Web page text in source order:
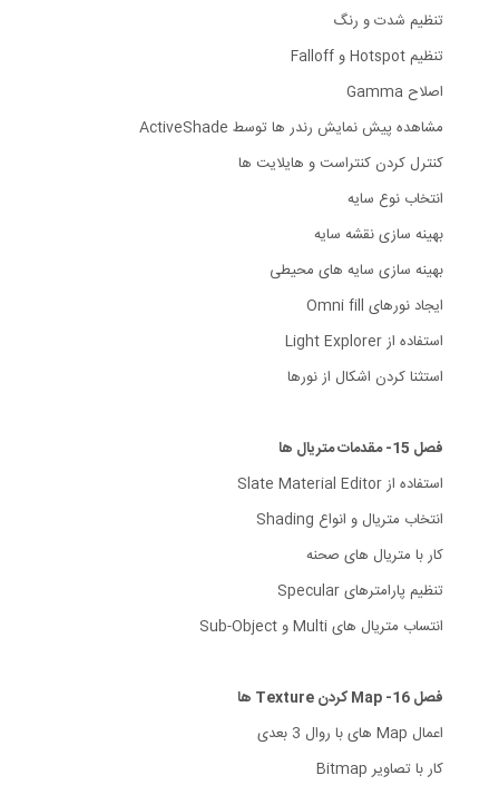
تنظیم شدت و رنگ
تنظیم Hotspot و Falloff
اصلاح Gamma
مشاهده پیش نمایش رندر ها توسط ActiveShade
کنترل کردن کنتراست و هایلایت ها
انتخاب نوع سایه
بهینه سازی نقشه سایه
بهینه سازی سایه های محیطی
ایجاد نورهای Omni fill
استفاده از Light Explorer
استثنا کردن اشکال از نورها
فصل 15- مقدمات متریال ها
استفاده از Slate Material Editor
انتخاب متریال و انواع Shading
کار با متریال های صحنه
تنظیم پارامترهای Specular
انتساب متریال های Multi و Sub-Object
فصل 16- Map کردن Texture ها
اعمال Map های با روال 3 بعدی
کار با تصاویر Bitmap